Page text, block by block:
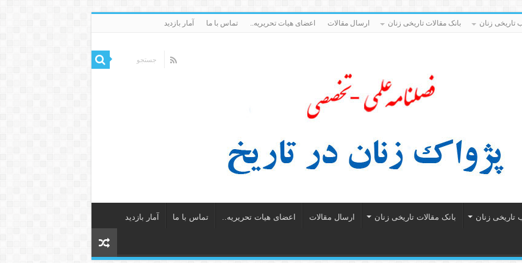
تاریخی زنان بانک مقالات تاریخی زنان ارسال مقالات اعضای هیات تحریریه.. تماس با ما آمار بازدید
تاریخی زنان بانک مقالات تاریخی زنان ارسال مقالات اعضای هیات تحریریه.. تماس با ما آمار بازدید